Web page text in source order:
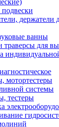
держатели
ванны
для
мотортестеры
системы
тестеры